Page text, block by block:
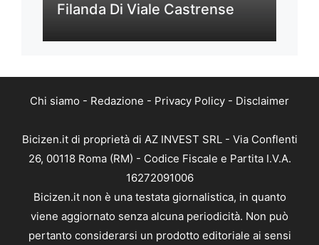
Filanda Di Viale Castrense
Chi siamo - Redazione - Privacy Policy - Disclaimer
Bicizen.it di proprietà di AZ INVEST SRL - Via Conflenti
26, 00118 Roma (RM) - Codice Fiscale e Partita I.V.A.
16272091006
Bicizen.it non è una testata giornalistica, in quanto
viene aggiornato senza alcuna periodicità. Non può
pertanto considerarsi un prodotto editoriale ai sensi